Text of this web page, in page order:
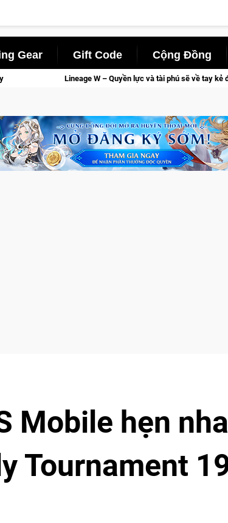
Gear Gift Code Cộng Đồng
lực và tài phú sẽ về tay kẻ đoạt được Vương Quyền thành Kent
Mobile hẹn
Tournament